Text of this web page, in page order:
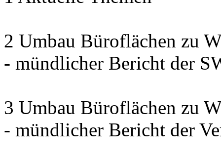
2 Umbau Büroflächen zu
- mündlicher Bericht der
3 Umbau Büroflächen zu
- mündlicher Bericht der